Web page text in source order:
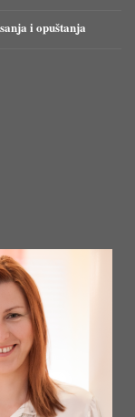
i opuštanja